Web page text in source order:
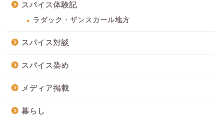
スパイス体験記
ラダック・ザンスカール地方
スパイス対談
スパイス染め
メディア掲載
暮らし